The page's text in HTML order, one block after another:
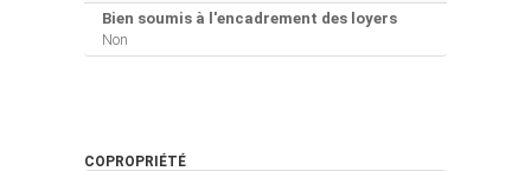
Bien soumis à l'encadrement des loyers
Non
COPROPRIÉTÉ